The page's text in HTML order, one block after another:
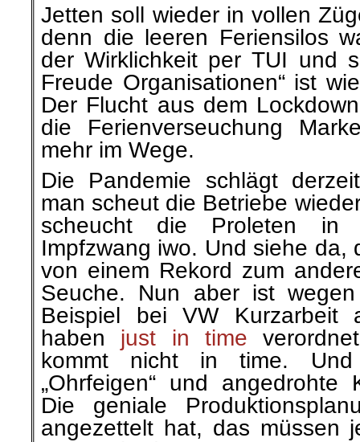
Jetten soll wieder in vollen
denn die leeren Feriensilos
der Wirklichkeit per TUI und
Freude Organisationen“ ist
Der Flucht aus dem
die Ferienverseuchung
mehr im Wege.
Die Pandemie schlägt
man scheut die Betriebe
scheucht die Proleten in
Impfzwang iwo. Und siehe da,
von einem Rekord zum
Seuche. Nun aber ist
Beispiel bei VW Kurzarbeit
haben just in time
kommt nicht intime.
„Ohrfeigen“ und angedrohte
Die geniale
angezettelt hat, das müssen